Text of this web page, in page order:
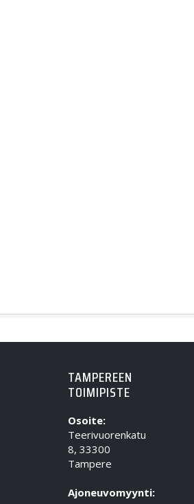
TAMPEREEN
TOIMIPISTE
Osoite:
Teerivuorenkatu
8, 33300
Tampere
Ajoneuvomyynti: